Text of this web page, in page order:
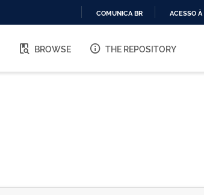
O
COMUNICA BR ACESSO
BROWSE THE REPOSITORY